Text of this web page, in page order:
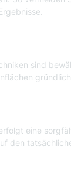
sind
eine
den